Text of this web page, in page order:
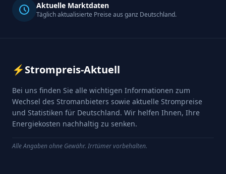
Aktuelle Marktdaten
Täglich aktualisierte Preise aus ganz Deutschland.
⚡Strompreis-Aktuell
Bei uns finden Sie alle wichtigen Informationen zum
Wechsel des Stromanbieters sowie aktuelle Strompreise
und Statistiken für Deutschland. Wir helfen Ihnen, Ihre
Energiekosten nachhaltig zu senken.
Alle Angaben ohne Gewähr. Irrtümer vorbehalten.